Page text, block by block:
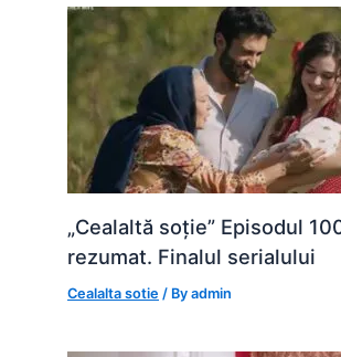
„Cealaltă soție” Episodul
rezumat. Finalul serialului
Cealalta sotie / Byadmin